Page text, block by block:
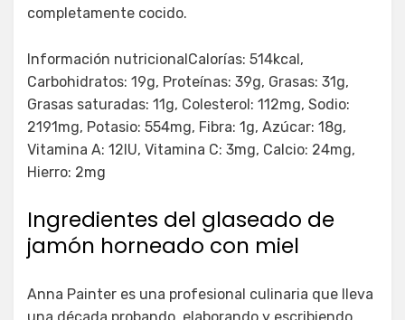
completamente cocido.
Información nutricionalCalorías: 514kcal,
Carbohidratos: 19g, Proteínas: 39g, Grasas: 31g,
Grasas saturadas: 11g, Colesterol: 112mg, Sodio:
2191mg, Potasio: 554mg, Fibra: 1g, Azúcar: 18g,
Vitamina A: 12IU, Vitamina C: 3mg, Calcio: 24mg,
Hierro: 2mg
Ingredientes del glaseado de
jamón horneado con miel
Anna Painter es una profesional culinaria que lleva
una década probando, elaborando y escribiendo